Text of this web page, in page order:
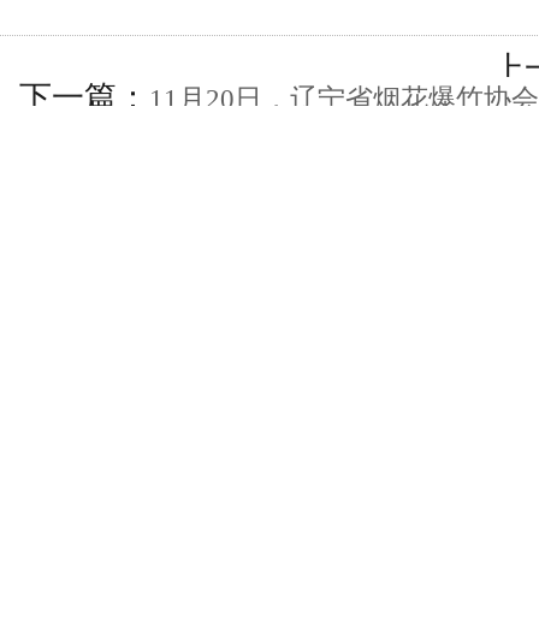
下一篇： 11月20日，辽宁省烟花爆竹协